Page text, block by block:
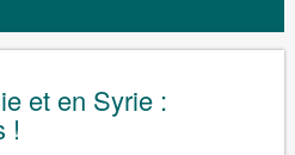
et en Syrie :
!